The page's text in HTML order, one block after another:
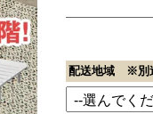
配送地域 ※別